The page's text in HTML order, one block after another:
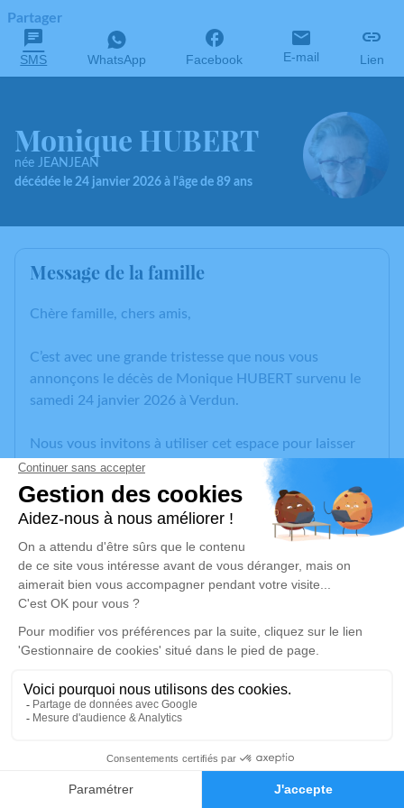
Faire-part Hommages
Partager
SMS WhatsApp Facebook E-mail Lien
Monique HUBERT
née JEANJEAN
décédée le 24 janvier 2026 à l'âge de 89 ans
Message de la famille
Chère famille, chers amis,
C’est avec une grande tristesse que nous vous
annonçons le décès de Monique HUBERT survenu le
samedi 24 janvier 2026 à Verdun.
Nous vous invitons à utiliser cet espace pour laisser
vos condoléances, partager des photos souvenirs, une
anecdote ou exprimer vos pensées à travers des
poèmes ou des textes. Cet endroit est un lieu
d'expression dédié à honorer la mémoire de Monique
HUBERT.
Un service de plantation d’arbre hommage est
disponible ici.
Je rends hommage
Cérémonie religieuse
Église Saint Didier de Sommeilles